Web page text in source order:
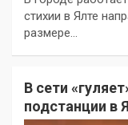
стихии в Ялте
размере…
В сети
подстанции в